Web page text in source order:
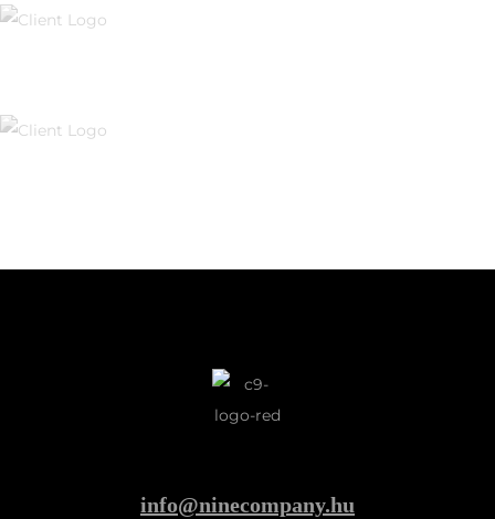
info@ninecompany.hu